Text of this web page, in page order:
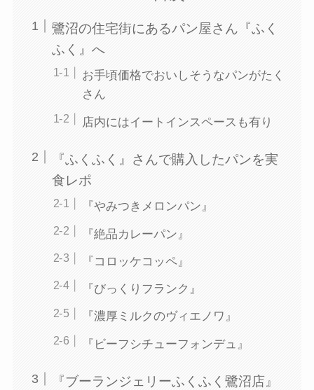
鷺沼の住宅街にあるパン屋さん『ふく
ふく』へ
お手頃価格でおいしそうなパンがたく
さん
店内にはイートインスペースも有り
『ふくふく』さんで購入したパンを実
食レポ
『やみつきメロンパン』
『絶品カレーパン』
『コロッケコッペ』
『びっくりフランク』
『濃厚ミルクのヴィエノワ』
『ビーフシチューフォンデュ』
『ブーランジェリーふくふく鷺沼店』